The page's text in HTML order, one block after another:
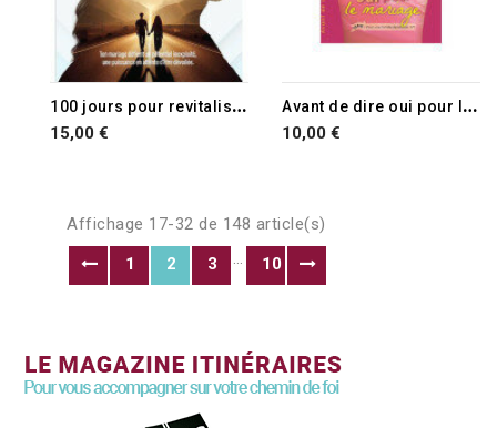
1
00 jours pour revitaliser ton mariage
15,00 €
A
vant de dire oui pour le mariage
10,00 €
Affichage 17-32 de 148 article(s)
1
2 3 … 10